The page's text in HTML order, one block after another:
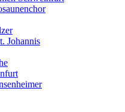
Johannis